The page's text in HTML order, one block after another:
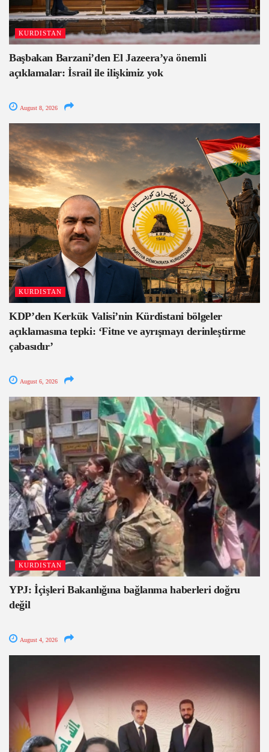
KURDISTAN
Başbakan Barzani’den El Jazeera’ya önemli
açıklamalar: İsrail ile ilişkimiz yok
August 8, 2026
KURDISTAN
KDP’den Kerkük Valisi’nin Kürdistani bölgeler
açıklamasına tepki: ‘Fitne ve ayrışmayı derinleştirme
çabasıdır’
August 6, 2026
KURDISTAN
YPJ: İçişleri Bakanlığına bağlanma haberleri doğru
değil
August 4, 2026